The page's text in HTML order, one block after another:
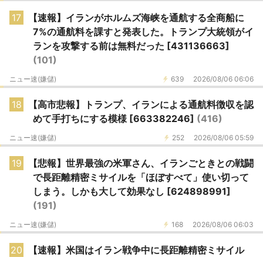
17
【速報】イランがホルムズ海峡を通航する全商船に
7%の通航料を課すと発表した。トランプ大統領がイ
ランを攻撃する前は無料だった [431136663]
(101)
639 2026/08/06 06:06
ニュー速(嫌儲)
18
【高市悲報】トランプ、イランによる通航料徴収を認
めて手打ちにする模様 [663382246] (416)
252 2026/08/06 05:59
ニュー速(嫌儲)
19
【悲報】世界最強の米軍さん、イランごときとの戦闘
で長距離精密ミサイルを「ほぼすべて」使い切って
しまう。しかも大して効果なし [624898991]
(191)
168 2026/08/06 06:03
ニュー速(嫌儲)
20
【速報】米国はイラン戦争中に長距離精密ミサイル